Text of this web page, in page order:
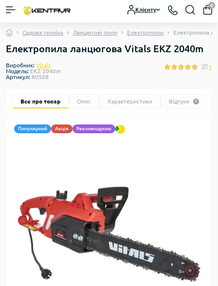
Клієнту
0
Садова техніка Ланцюгові пили Електропили Електропила
Електропила ланцюгова Vitals EKZ 2040m
Виробник: Vitals
Модель: EKZ 2040m
Артикул: 80508
1
Все про товар Опис Характеристики Відгуки 1
Популярний Акція Рекомендуємо